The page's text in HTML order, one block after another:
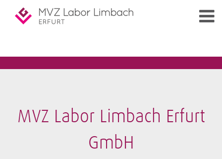
MVZ Labor Limbach Erfurt
GmbH